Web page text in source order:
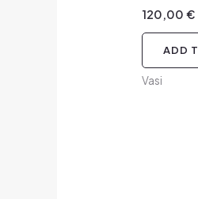
120,00 €
ADD
Vasi